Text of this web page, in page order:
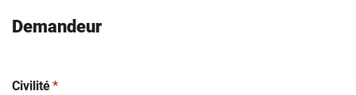
Demandeur
Civilité(obligatoire)
*